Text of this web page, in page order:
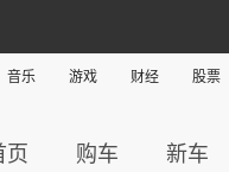
音乐 游戏 财经 股票
页 购车 新车